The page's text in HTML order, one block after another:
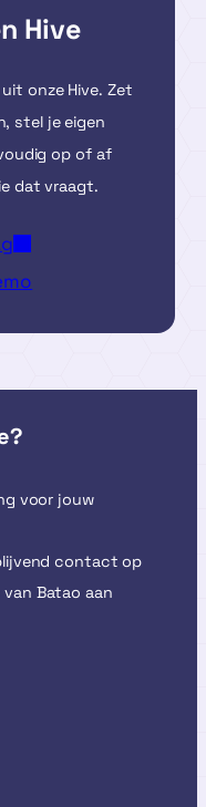
Hive
onze Hive. Zet
stel je eigen
op of af
dat vraagt.
voor jouw
contact op
Batao aan